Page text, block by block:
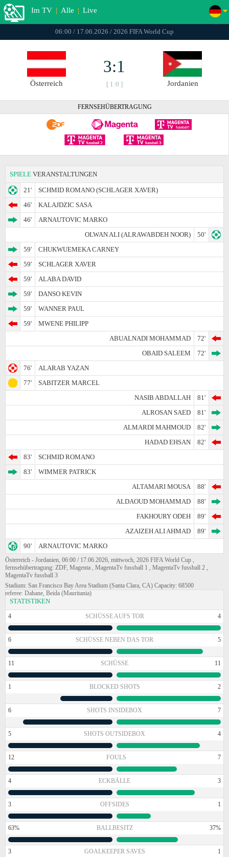
Im TV | Alle | Live
06:00 / 17.06.2026 / 2026 FIFA World Cup
Österreich
3:1
[ 1:0 ] Jordanien
FERNSEHÜBERTRAGUNG
SPIELE VERANSTALTUNGEN
21'
SCHMID ROMANO (SCHLAGER XAVER)
46'
KALAJDZIC SASA
46'
ARNAUTOVIC MARKO
OLWAN ALI (ALRAWABDEH NOOR)
50'
59'
CHUKWUEMEKA CARNEY
59'
SCHLAGER XAVER
59'
ALABA DAVID
59'
DANSO KEVIN
59'
WANNER PAUL
59'
MWENE PHILIPP
ABUALNADI MOHAMMAD
72'
OBAID SALEEM
72'
76'
ALARAB YAZAN
77'
SABITZER MARCEL
NASIB ABDALLAH
81'
ALROSAN SAED
81'
ALMARDI MAHMOUD
82'
HADAD EHSAN
82'
83'
SCHMID ROMANO
83'
WIMMER PATRICK
ALTAMARI MOUSA
88'
ALDAOUD MOHAMMAD
88'
FAKHOURY ODEH
89'
AZAIZEH ALI AHMAD
89'
90'
ARNAUTOVIC MARKO
Österreich - Jordanien, 06:00 / 17.06.2026, mittwoch, 2026 FIFA World Cup ,
fernsehübertragung: ZDF, Magenta , MagentaTv fussball 1 , MagentaTv fussball 2 ,
MagentaTv fussball 3
Stadium: San Francisco Bay Area Stadium (Santa Clara, CA) Capacity: 68500
referee: Dahane, Beida (Mauritania)
STATISTIKEN
4 SCHÜSSE AUFS TOR 4
6 SCHÜSSE NEBEN DAS TOR 5
11 SCHÜSSE 11
1 BLOCKED SHOTS 2
6 SHOTS INSIDEBOX 7
5 SHOTS OUTSIDEBOX 4
12 FOULS 7
4 ECKBÄLLE 3
3 OFFSIDES 1
63% BALLBESITZ 37%
3 GOALKEEPER SAVES 1